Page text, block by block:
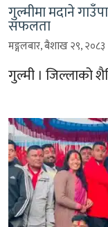
गुल्मीमा मदाने
सफलता
मङ्गलबार, बैशाख २९, २०८३
गुल्मी । जिल्लाको